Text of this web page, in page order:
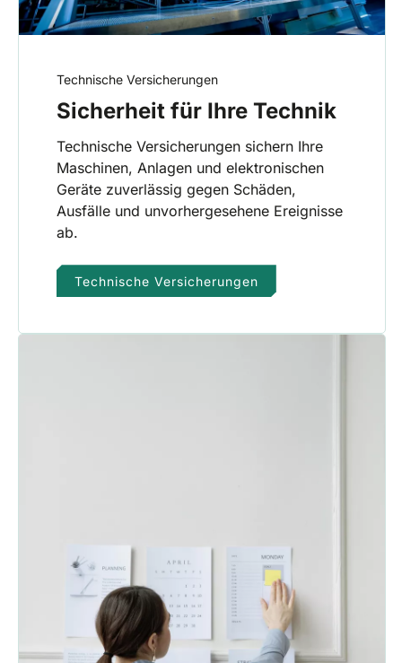
Technische Versicherungen
Sicherheit für Ihre Technik
Technische Versicherungen sichern Ihre
Maschinen, Anlagen und elektronischen
Geräte zuverlässig gegen Schäden,
Ausfälle und unvorhergesehene Ereignisse
ab.
Technische Versicherungen